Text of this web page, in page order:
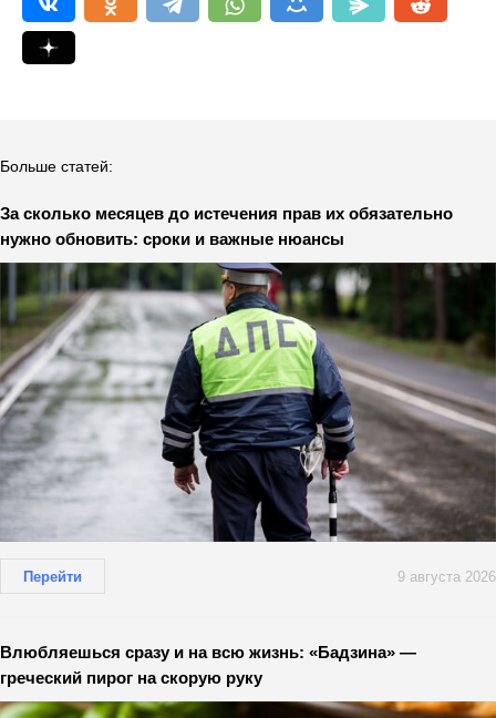
Больше статей:
За сколько месяцев до истечения прав их обязательно
нужно обновить: сроки и важные нюансы
Перейти 9 августа 2026
Влюбляешься сразу и на всю жизнь: «Бадзина» —
греческий пирог на скорую руку